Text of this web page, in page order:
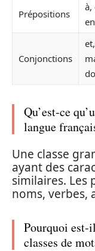
Prépositions
à,
en
Conjonctions
et,
Qu’est-ce
langue
Une classe
ayant des
similaires. Les
noms, verbes,
Pourquoi est-
classes de